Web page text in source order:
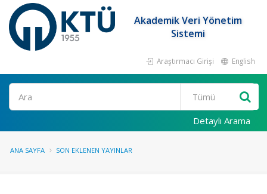
Akademik Veri Yönetim
Sistemi
Araştırmacı Girişi English
Ara
Detaylı Arama
ANA SAYFA SON EKLENEN YAYINLAR